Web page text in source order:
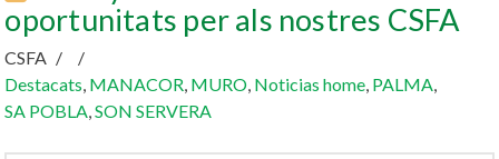
oportunitats per als nostres CSFA
CSFA
Destacats, MANACOR, MURO, Noticias home, PALMA,
SA POBLA,SON SERVERA